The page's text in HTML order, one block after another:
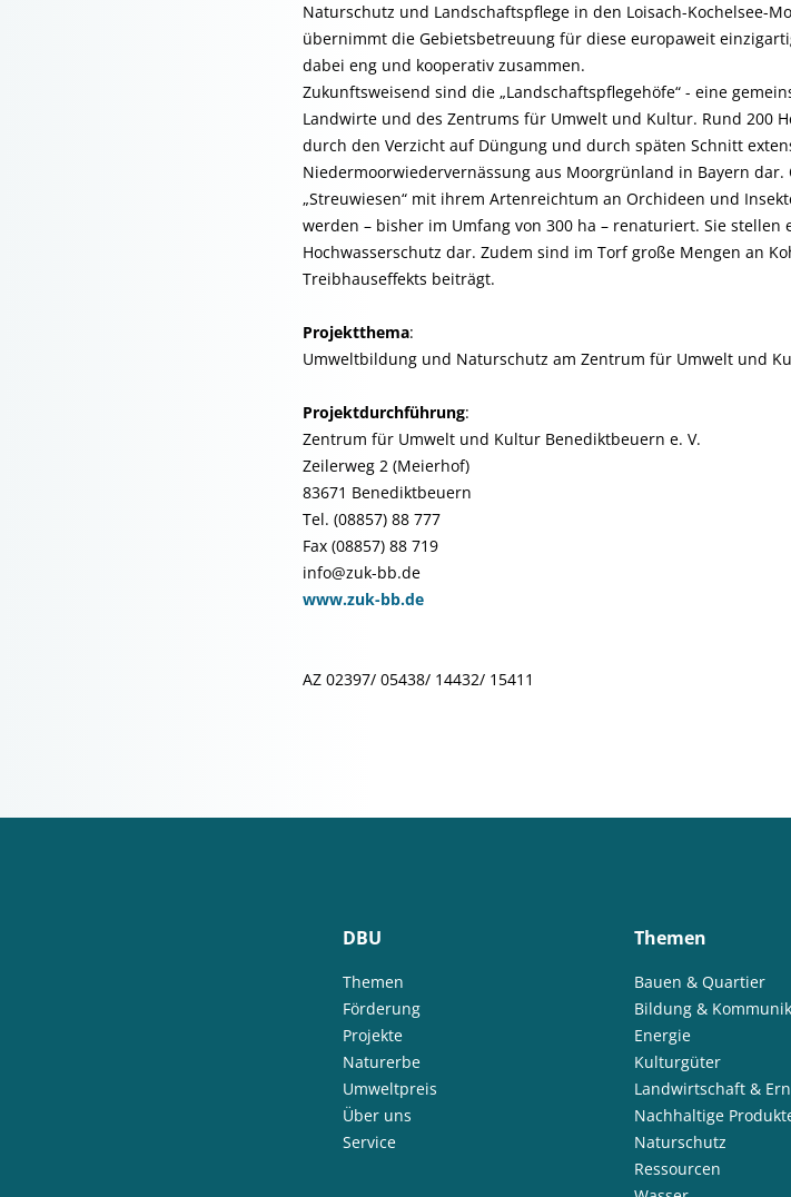
Naturschutz und Landschaftspflege in den Loisach-Kochelsee-
übernimmt die Gebietsbetreuung für diese europaweit
dabei eng und kooperativ zusammen.
Zukunftsweisend sind die „Landschaftspflegehöfe“ - eine
Landwirte und des Zentrums für Umwelt und Kultur. Rund 200
durch den Verzicht auf Düngung und durch späten Schnitt
Niedermoorwiedervernässung aus Moorgrünland in Bayern
„Streuwiesen“ mit ihrem Artenreichtum an Orchideen und
werden – bisher im Umfang von 300 ha – renaturiert. Sie
Hochwasserschutz dar. Zudem sind im Torf große Mengen an
Treibhauseffekts beiträgt.
Projektthema:
Umweltbildung und Naturschutz am Zentrum für Umwelt und
Projektdurchführung:
Zentrum für Umwelt und Kultur Benediktbeuern e. V.
Zeilerweg 2 (Meierhof)
83671 Benediktbeuern
Tel. (08857) 88 777
Fax (08857) 88 719
info@zuk-bb.de
www.zuk-bb.de
AZ 02397/ 05438/ 14432/ 15411
DBU
Themen
Förderung
Projekte
Naturerbe
Umweltpreis
Über uns
Service
Themen
Bauen & Quartier
Bildung &
Energie
Kulturgüter
Landwirtschaft &
Nachhaltige
Naturschutz
Ressourcen